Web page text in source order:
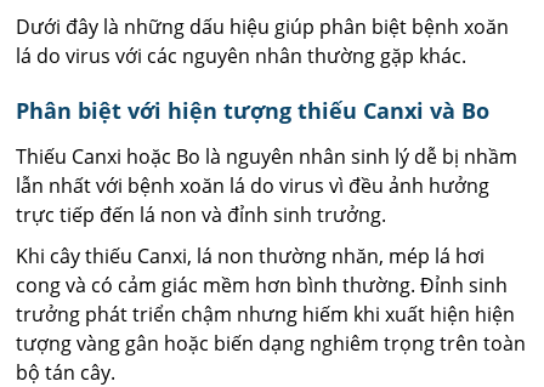
Dưới đây là những dấu hiệu giúp phân biệt bệnh xoăn
lá do virus với các nguyên nhân thường gặp khác.
Phân biệt với hiện tượng thiếu Canxi và Bo
Thiếu Canxi hoặc Bo là nguyên nhân sinh lý dễ bị nhầm
lẫn nhất với bệnh xoăn lá do virus vì đều ảnh hưởng
trực tiếp đến lá non và đỉnh sinh trưởng.
Khi cây thiếu Canxi, lá non thường nhăn, mép lá hơi
cong và có cảm giác mềm hơn bình thường. Đỉnh sinh
trưởng phát triển chậm nhưng hiếm khi xuất hiện hiện
tượng vàng gân hoặc biến dạng nghiêm trọng trên toàn
bộ tán cây.